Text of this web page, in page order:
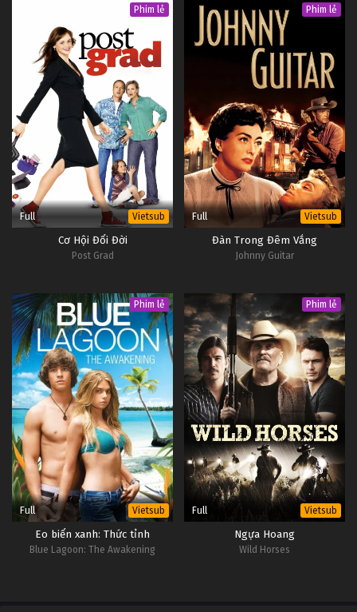
Phim lẻ
Full Vietsub
Cơ Hội Đổi Đời
Post Grad
Phim lẻ
Full Vietsub
Đàn Trong Đêm Vắng
Johnny Guitar
Phim lẻ
Full Vietsub
Eo biển xanh: Thức tỉnh
Blue Lagoon: The Awakening
Phim lẻ
Full Vietsub
Ngựa Hoang
Wild Horses